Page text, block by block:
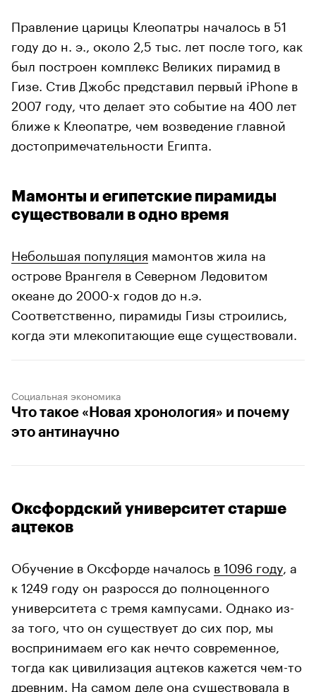
Правление царицы Клеопатры началось в 51
году до н. э., около 2,5 тыс. лет после того, как
был построен комплекс Великих пирамид в
Гизе. Стив Джобс представил первый iPhone в
2007 году, что делает это событие на 400 лет
ближе к Клеопатре, чем возведение главной
достопримечательности Египта.
Мамонты и египетские пирамиды
существовали в одно время
Небольшая популяция мамонтов жила на
острове Врангеля в Северном Ледовитом
океане до 2000-х годов до н.э.
Соответственно, пирамиды Гизы строились,
когда эти млекопитающие еще существовали.
Социальная экономика
Что такое «Новая хронология» и почему
это антинаучно
Оксфордский университет старше
ацтеков
Обучение в Оксфорде началось в 1096 году , а
к 1249 году он разросся до полноценного
университета с тремя кампусами. Однако из-
за того, что он существует до сих пор, мы
воспринимаем его как нечто современное,
тогда как цивилизация ацтеков кажется чем-то
древним. На самом деле она существовала в